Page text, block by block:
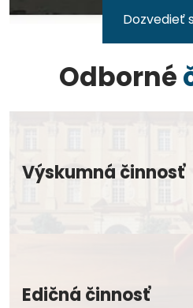
Dozvedieť
Odborné
Výskumná činnosť
Edičná činnosť